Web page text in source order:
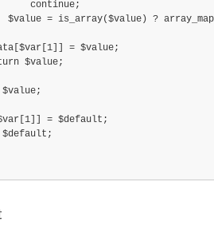
continue;
$value = is_array($value) ?
= $value;
$value;
= $default;